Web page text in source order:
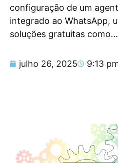
configuração de um
integrado ao WhatsApp,
soluções gratuitas como...
julho 26, 2025 9:13